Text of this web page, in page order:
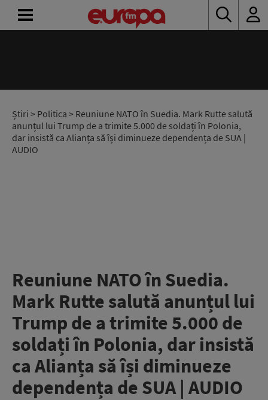
Știri > Politica > Reuniune NATO în Suedia. Mark Rutte salută
anunțul lui Trump de a trimite 5.000 de soldați în Polonia,
dar insistă ca Alianța să își diminueze dependența de SUA |
AUDIO
Reuniune NATO în Suedia.
Mark Rutte salută anunțul lui
Trump de a trimite 5.000 de
soldați în Polonia, dar insistă
ca Alianța să își diminueze
dependența de SUA | AUDIO
RADIO
CONCURSURI